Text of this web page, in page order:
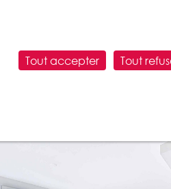
Tout accepter Tout